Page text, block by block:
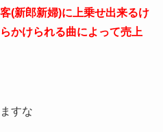
(新郎新婦)に上乗せ出来るけ
かけられる曲によって売上
すな